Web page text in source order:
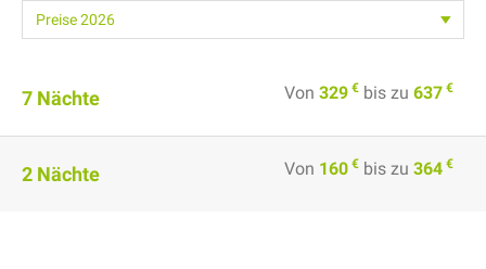
7 Nächte Von 329 € bis zu 637 €
2 Nächte Von 160 € bis zu 364 €